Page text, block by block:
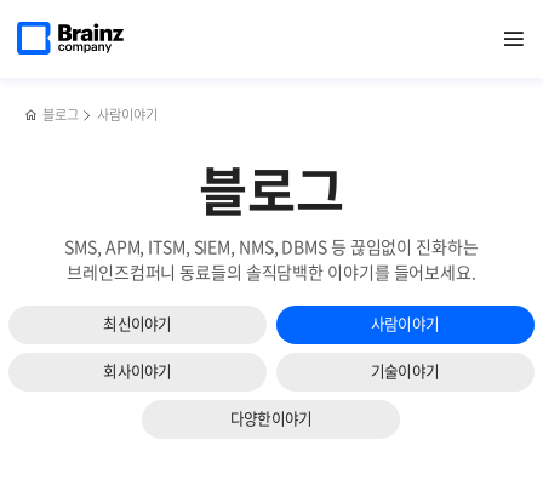
열기
페이지로
블로그 사람이야기
블로그
SMS, APM, ITSM, SIEM, NMS, DBMS 등 끊임없이 진화하는
브레인즈컴퍼니 동료들의 솔직담백한 이야기를 들어보세요.
최신이야기 사람이야기
회사이야기 기술이야기
다양한이야기